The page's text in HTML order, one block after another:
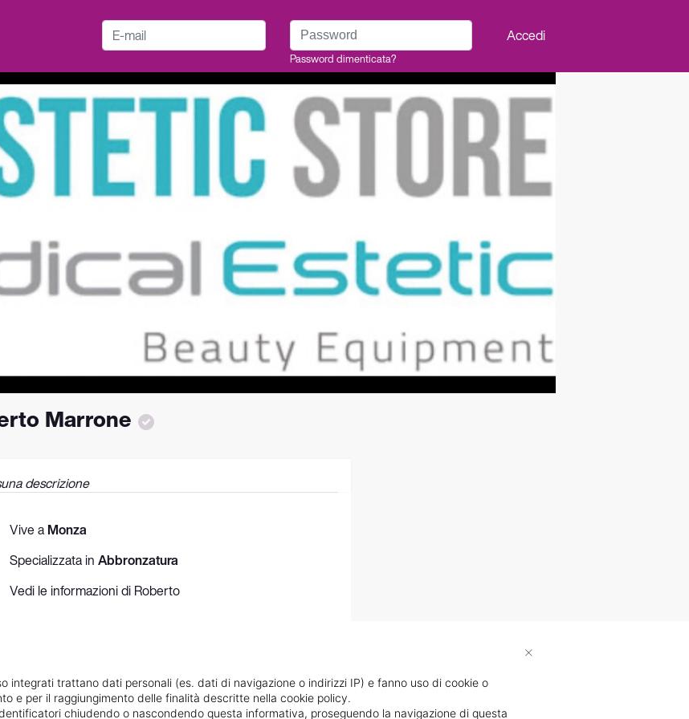
E-mail Password
Password dimenticata?
Accedi
Marrone
descrizione
Vive aMonza
Specializzata in Abbronzatura
Vedi le informazioni di Roberto
integrati trattano dati personali (es. dati di navigazione o indirizzi IP) e fanno uso di cookie o
e per il raggiungimento delle finalità descritte nella cookie policy.
chiudendo o nascondendo questa informativa, proseguendo la navigazione di questa
×